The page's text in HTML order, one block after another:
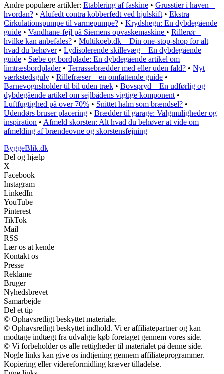
Andre populære artikler: Etablering af faskine • Grusstier i haven –
hvordan? • Alufedt contra kobberfedt ved hjulskift • Ekstra
Cirkulationspumpe til varmepumpe? • Krydshegn: En dybdegående
guide • Vandhane-fejl på Siemens opvaskemaskine • Rillerør –
hvilke kan anbefales? • Multikoeb.dk – Din one-stop-shop for alt
hvad du behøver• Lydisolerende skillevæg – En dybdegående
guide • Sæbe og bordplade: En dybdegående artikel om
limtræsbordplader• Terrassebrædder med eller uden fald? • Nyt
værkstedsgulv • Rillefræser – en omfattende guide •
Barnevognsholder til bil uden træk • Bovspryd – En udførlig og
dybdegående artikel om sejlbådens vigtige komponent •
Luftfugtighed på over 70% • Snittet halm som brændsel? •
Udendørs bruser placering • Brædder til garage: Valgmuligheder og
inspiration • Afmeld skorsten: Alt hvad du behøver at vide om
afmelding af brændeovne og skorstensfejning
ByggeBlik.dk
Del og hjælp
X
Facebook
Instagram
LinkedIn
YouTube
Pinterest
TikTok
Mail
RSS
Lær os at kende
Kontakt os
Presse
Reklame
Bruger
Nyhedsbrevet
Samarbejde
Del et tip
© Ophavsretligt beskyttet materiale.
© Ophavsretligt beskyttet indhold. Vi er affiliatepartner og kan
modtage indtægt fra udvalgte køb foretaget gennem vores side.
© Vi forbeholder os alle rettigheder til materialet på denne side.
Nogle links kan give os indtjening gennem affiliateprogrammer.
Kopiering eller videreformidling kræver tilladelse.